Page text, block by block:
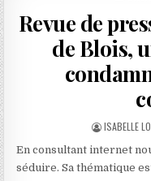
Revue de
de Blois,
AUTHOR:
ISABELLE
En consultant internet
séduire. Sa thématique